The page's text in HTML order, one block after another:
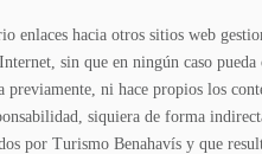
enlaces hacia otros sitios web
sin que en ningún caso pueda
ni hace propios los
siquiera de forma
por Turismo Benahavís y que